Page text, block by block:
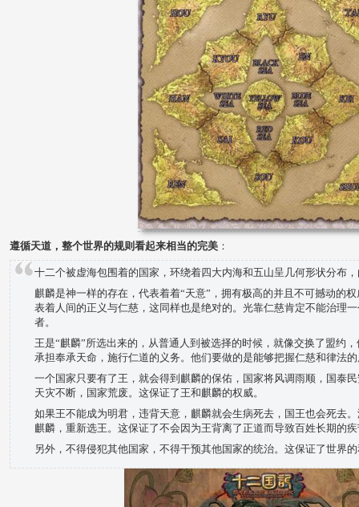
遵循天道，整个世界的规则看起来相当的完美 ：
十二个被虚海包围着的国家，环绕着四大内海和五山呈几何形状分布
麒麟是神一样的存在，代表着着“天意”，拥有极高的并且不可撼动的
表着人间的正义与仁慈，这同样也是绝对的。光靠仁慈肯定不能治理
者。
王是“麒麟”所选出来的，从普通人到被选择的时候，就像交换了盟约
承担奉承天命，施行仁道的义务。他们要做的是能够把握仁慈和律法
一个国家只要有了王，就会得到麒麟的保佑，国家将风调雨顺，国泰
天灾不断，国家荒废。这保证了王和麒麟的权威。
如果王不能成为明君，违背天意，麒麟就会生病死去，国王也会死去
麒麟，重新选王。这保证了不会因为王背离了正道而导致百姓长期的
另外，不得侵犯其他国家，不得干预其他国家的统治。这保证了世界